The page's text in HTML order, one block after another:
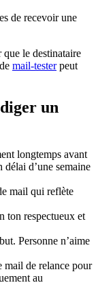
de recevoir une
que le destinataire
mail-testerpeut
un
longtemps avant
délai d’une semaine
mail qui reflète
ton respectueux et
Personne n’aime
mail de relance pour
au